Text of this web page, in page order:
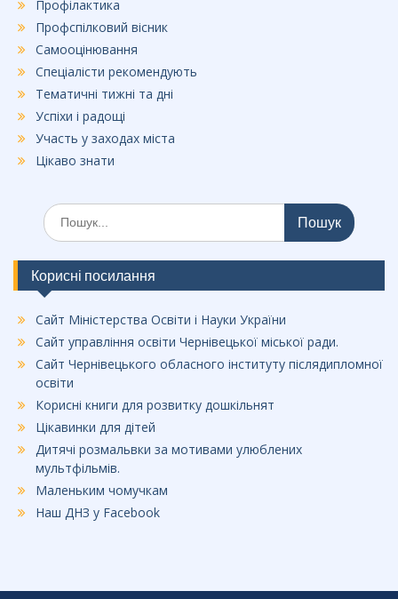
Профілактика
Профспілковий вісник
Самооцінювання
Спеціалісти рекомендують
Тематичні тижні та дні
Успіхи і радощі
Участь у заходах міста
Цікаво знати
Шукати:
Корисні посилання
Сайт Міністерства Освіти і Науки України
Сайт управління освіти Чернівецької міської ради.
Сайт Чернівецького обласного інституту післядипломної
освіти
Корисні книги для розвитку дошкільнят
Цікавинки для дітей
Дитячі розмальвки за мотивами улюблених
мультфільмів.
Маленьким чомучкам
Наш ДНЗ у Facebook